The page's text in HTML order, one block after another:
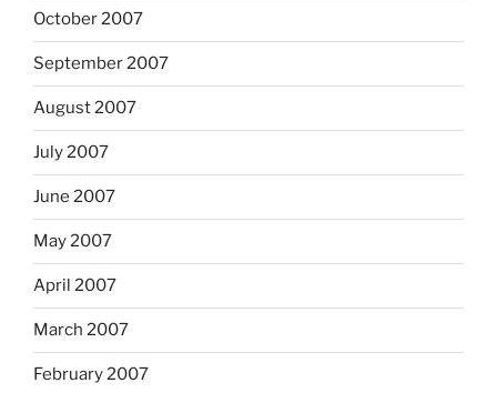
October 2007
September 2007
August 2007
July 2007
June 2007
May 2007
April 2007
March 2007
February 2007